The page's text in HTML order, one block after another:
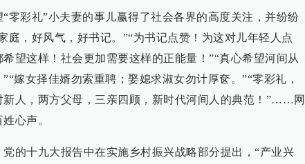
零彩礼”小夫妻的事儿赢得了社会各界的高度关注，并纷纷
庭，好风气，好书记。”“为书记点赞！为这对儿年轻人点
望这样！社会更加需要这样的正能量！”“真心希望河间从
嫁女择佳婿勿索重聘；娶媳求淑女勿计厚奁。”“零彩礼，
新人，两方父母，三亲四顾，新时代河间人的典范！”……网
心声。
的十九大报告中在实施乡村振兴战略部分提出，“产业兴